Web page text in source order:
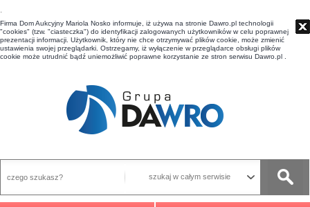
t
Firma Dom Aukcyjny Mariola Nosko informuje, iż używa na stronie Dawro.pl technologii
"cookies" (tzw. "ciasteczka") do identyfikacji zalogowanych użytkowników w celu poprawnej
prezentacji informacji. Użytkownik, który nie chce otrzymywać plików cookie, może zmienić
ustawienia swojej przeglądarki. Ostrzegamy, iż wyłączenie w przeglądarce obsługi plików
cookie może utrudnić bądź uniemożliwić poprawne korzystanie ze stron serwisu Dawro.pl .
szukaj w całym serwisie